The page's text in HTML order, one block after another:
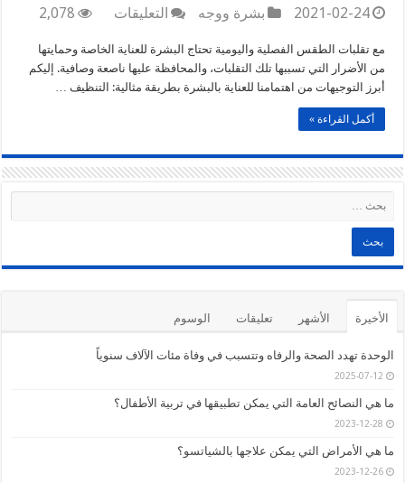
2021-02-24 بشرة ووجه التعليقات على
يمكن
العناية
بالبشرة
بطريقة
الماء
يساعد
صافية
2,078
مع تقلبات الطقس الفصلية واليومية تحتاج البشرة للعناية الخاصة وحمايتها
من الأضرار التي تسببها تلك التقلبات، والمحافظة عليها ناصعة وصافية. إليكم
أبرز التوجيهات من اهتمامنا للعناية بالبشرة بطريقة مثالية: التنظيف …
أكمل القراءة »
الأخيرة الأشهر تعليقات الوسوم
الوحدة تهدد الصحة والرفاه وتتسبب في وفاة مئات الآلاف سنوياً
2025-07-12
ما هي النصائح العامة التي يمكن تطبيقها في تربية الأطفال؟
2023-12-28
ما هي الأمراض التي يمكن علاجها بالشياتسو؟
2023-12-26